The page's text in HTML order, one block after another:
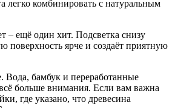
легко комбинировать с натуральным
– ещё один хит. Подсветка снизу
поверхность ярче и создаёт приятную
Вода, бамбук и переработанные
больше внимания. Если вам важна
где указано, что древесина